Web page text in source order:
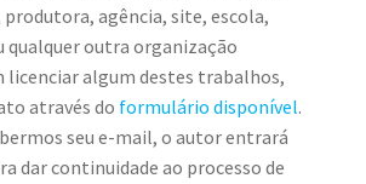
agência, site, escola,
qualquer outra organização
licenciar algum destes trabalhos,
através do formulário disponível.
seu e-mail, o autor entrará
dar continuidade ao processo de